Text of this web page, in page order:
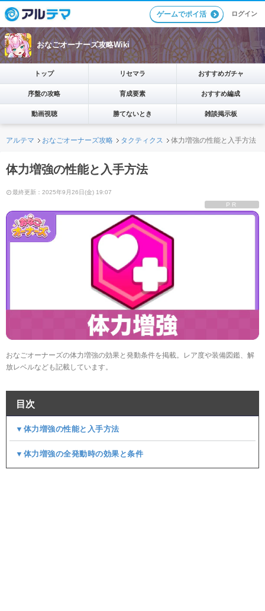
ゲームでポイ活 ログイン
おなごオーナーズ攻略Wiki
トップ リセマラ おすすめガチャ
序盤の攻略 育成要素 おすすめ編成
動画視聴 勝てないとき 雑談掲示板
アルテマ おなごオーナーズ攻略 タクティクス 体力増強の性能と入手方法
体力増強の性能と入手方法
最終更新：2025年9月26日(金) 19:07
PR
おなごオーナーズの体力増強の効果と発動条件を掲載。レア度や装備図鑑、解
放レベルなども記載しています。
目次
▼体力増強の性能と入手方法
▼体力増強の全発動時の効果と条件